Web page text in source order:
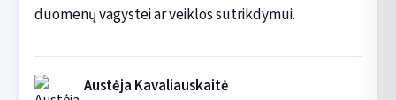
duomenų vagystei ar veiklos sutrikdymui.
Austėja Kavaliauskaitė